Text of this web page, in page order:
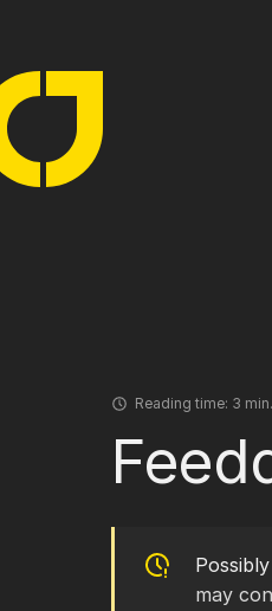
Reading time: 3 min.
may